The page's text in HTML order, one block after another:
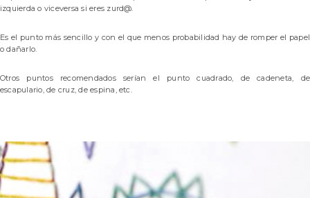
izquierda o viceversa si eres zurd@.
Es el punto más sencillo y con el que menos probabilidad hay de romper el papel
o dañarlo.
Otros puntos recomendados serían el punto cuadrado, de cadeneta, de
escapulario, de cruz, de espina, etc.